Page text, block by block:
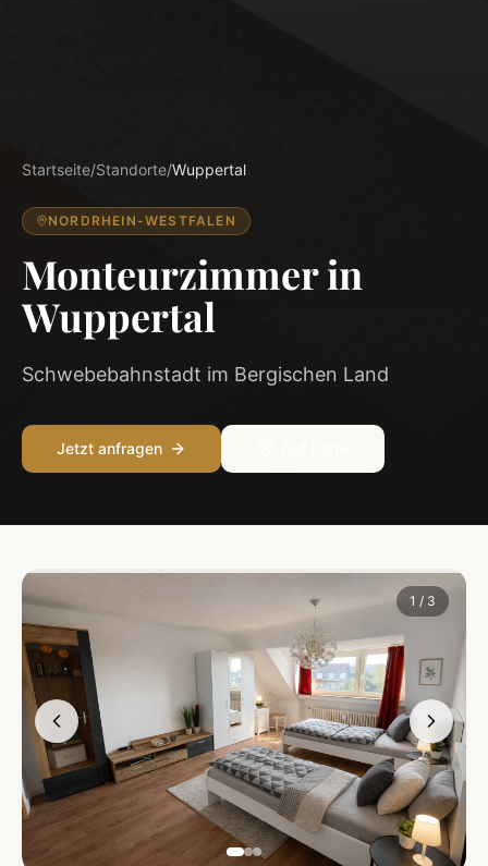
Startseite/Standorte/Wuppertal
NORDRHEIN-WESTFALEN
Monteurzimmer in
Wuppertal
Schwebebahnstadt im Bergischen Land
Jetzt anfragen
1 / 3